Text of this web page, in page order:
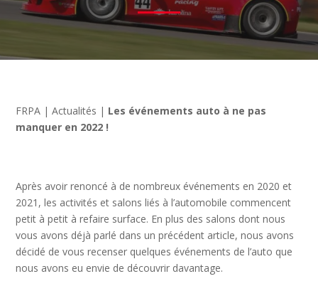
FRPA |Actualités | Les événements auto à ne pas
manquer en 2022 !
Après avoir renoncé à de nombreux événements en 2020 et
2021, les activités et salons liés à l’automobile commencent
petit à petit à refaire surface. En plus des salons dont nous
vous avons déjà parlé dans un précédent article, nous avons
décidé de vous recenser quelques événements de l’auto que
nous avons eu envie de découvrir davantage.